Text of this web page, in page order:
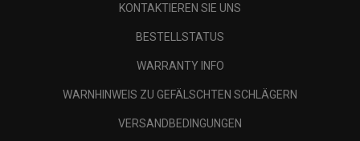
KONTAKTIEREN SIE UNS
BESTELLSTATUS
WARRANTY INFO
WARNHINWEIS ZU GEFÄLSCHTEN SCHLÄGERN
VERSANDBEDINGUNGEN